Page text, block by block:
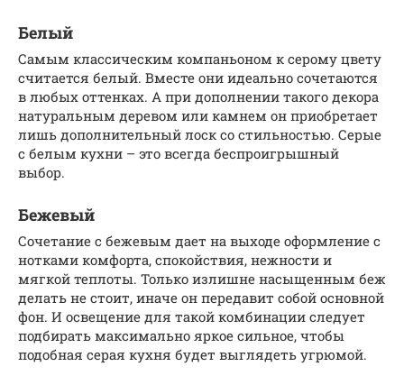
Белый
Самым классическим компаньоном к серому цвету
считается белый. Вместе они идеально сочетаются
в любых оттенках. А при дополнении такого декора
натуральным деревом или камнем он приобретает
лишь дополнительный лоск со стильностью. Серые
с белым кухни – это всегда беспроигрышный
выбор.
Бежевый
Сочетание с бежевым дает на выходе оформление с
нотками комфорта, спокойствия, нежности и
мягкой теплоты. Только излишне насыщенным беж
делать не стоит, иначе он передавит собой основной
фон. И освещение для такой комбинации следует
подбирать максимально яркое сильное, чтобы
подобная серая кухня будет выглядеть угрюмой.